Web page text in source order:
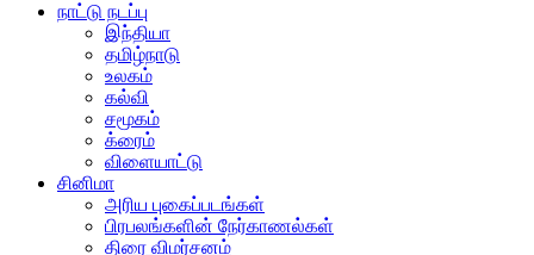
நாட்டு நடப்பு
இந்தியா
தமிழ்நாடு
உலகம்
கல்வி
சமூகம்
க்ரைம்
விளையாட்டு
சினிமா
அரிய புகைப்படங்கள்
பிரபலங்களின் நேர்காணல்கள்
திரை விமர்சனம்